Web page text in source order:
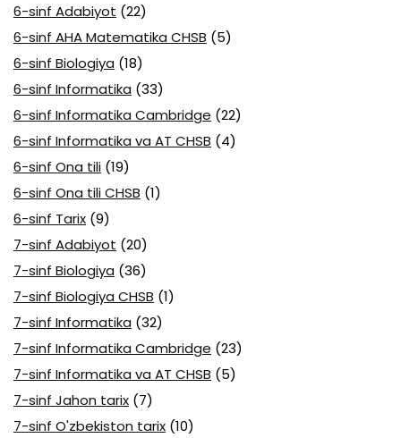
6-sinf Adabiyot (22)
6-sinf AHA Matematika CHSB (5)
6-sinf Biologiya (18)
6-sinf Informatika (33)
6-sinf Informatika Cambridge (22)
6-sinf Informatika va AT CHSB (4)
6-sinf Ona tili (19)
6-sinf Ona tili CHSB (1)
6-sinf Tarix (9)
7-sinf Adabiyot (20)
7-sinf Biologiya (36)
7-sinf Biologiya CHSB (1)
7-sinf Informatika (32)
7-sinf Informatika Cambridge (23)
7-sinf Informatika va AT CHSB (5)
7-sinf Jahon tarix (7)
7-sinf O'zbekiston tarix (10)